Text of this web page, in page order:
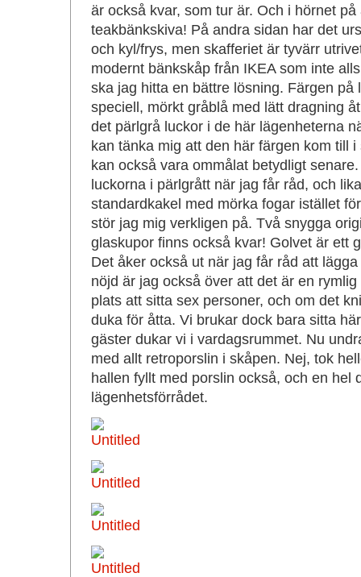
är också kvar, som tur är. Och i hörnet
teakbänkskiva! På andra sidan har det
och kyl/frys, men skafferiet är tyvärr
modernt bänkskåp från IKEA som inte
ska jag hitta en bättre lösning. Färgen på
speciell, mörkt gråblå med lätt dragning
det pärlgrå luckor i de här lägenheterna
kan tänka mig att den här färgen kom till
kan också vara ommålat betydligt
luckorna i pärlgrått när jag får råd, och
standardkakel med mörka fogar istället
stör jag mig verkligen på. Två snygga
glaskupor finns också kvar! Golvet är ett
Det åker också ut när jag får råd att
nöjd är jag också över att det är en
plats att sitta sex personer, och om det
duka för åtta. Vi brukar dock bara sitta
gäster dukar vi i vardagsrummet. Nu
med allt retroporslin i skåpen. Nej, tok
hallen fyllt med porslin också, och en hel
lägenhetsförrådet.